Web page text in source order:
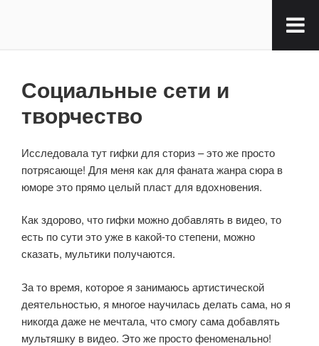
Социальные сети и
творчество
Исследовала тут гифки для сториз – это же просто
потрясающе! Для меня как для фаната жанра сюра в
юморе это прямо целый пласт для вдохновения.
Как здорово, что гифки можно добавлять в видео, то
есть по сути это уже в какой-то степени, можно
сказать, мультики получаются.
За то время, которое я занимаюсь артистической
деятельностью, я многое научилась делать сама, но я
никогда даже не мечтала, что смогу сама добавлять
мультяшку в видео. Это же просто феноменально!